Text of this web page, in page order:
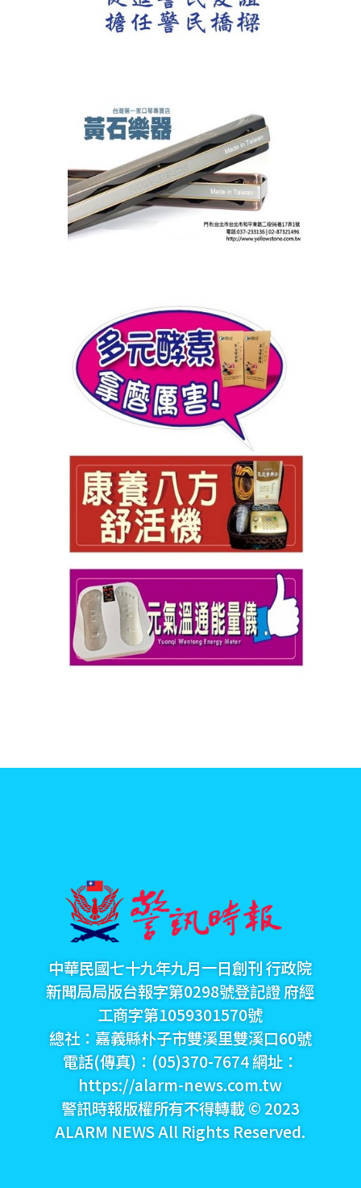
中華民國七十九年九月一日創刊 行政院
新聞局局版台報字第0298號登記證 府經
工商字第1059301570號
總社：嘉義縣朴子市雙溪里雙溪口60號
電話(傳真)：(05)370-7674 網址：
https://alarm-news.com.tw
警訊時報版權所有不得轉載 © 2023
ALARM NEWS All Rights Reserved.